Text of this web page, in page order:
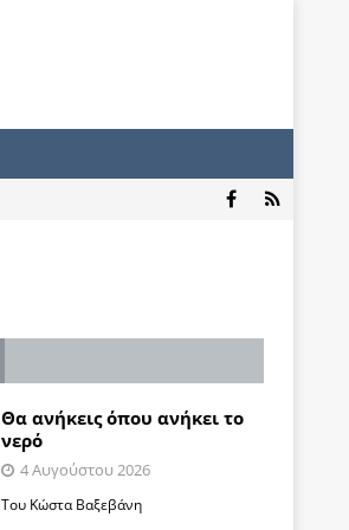
Θα ανήκεις όπου ανήκει το
νερό
4 Αυγούστου 2026
Του Κώστα Βαξεβάνη